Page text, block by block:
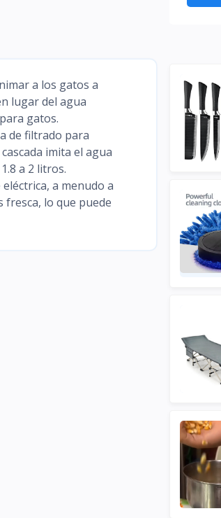
a los gatos a
lugar del agua
gatos.
de filtrado para
imita el agua
a 2 litros.
a menudo a
fresca, lo que puede